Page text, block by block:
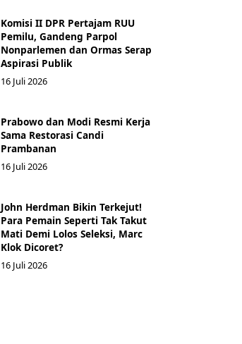
Komisi II DPR Pertajam RUU
Pemilu, Gandeng Parpol
Nonparlemen dan Ormas Serap
Aspirasi Publik
16 Juli 2026
Prabowo dan Modi Resmi Kerja
Sama Restorasi Candi
Prambanan
16 Juli 2026
John Herdman Bikin Terkejut!
Para Pemain Seperti Tak Takut
Mati Demi Lolos Seleksi, Marc
Klok Dicoret?
16 Juli 2026